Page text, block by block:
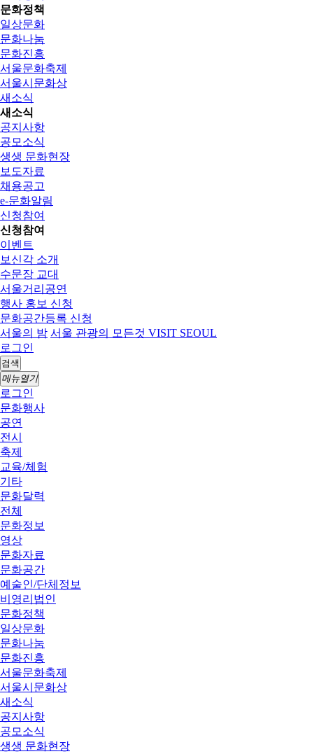
문화정책
일상문화
문화나눔
문화진흥
서울문화축제
서울시문화상
새소식
새소식
공지사항
공모소식
생생 문화현장
보도자료
채용공고
e-문화알림
신청참여
신청참여
이벤트
보신각 소개
수문장 교대
서울거리공연
행사 홍보 신청
문화공간등록 신청
서울의 밤 서울 관광의 모든것 VISIT SEOUL
로그인
검색
메뉴열기
로그인
문화행사
공연
전시
축제
교육/체험
기타
문화달력
전체
문화정보
영상
문화자료
문화공간
예술인/단체정보
비영리법인
문화정책
일상문화
문화나눔
문화진흥
서울문화축제
서울시문화상
새소식
공지사항
공모소식
생생 문화현장